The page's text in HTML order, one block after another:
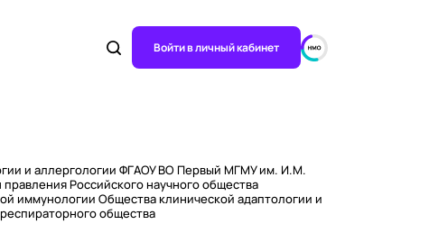
Войти в личный кабинет
и аллергологии ФГАОУ ВО Первый МГМУ им. И.М.
Российского научного общества
иммунологии Общества клинической адаптологии и
общества